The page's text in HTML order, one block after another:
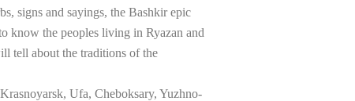
signs and sayings, the Bashkir epic
know the peoples living in Ryazan and
tell about the traditions of the
Ufa, Cheboksary, Yuzhno-